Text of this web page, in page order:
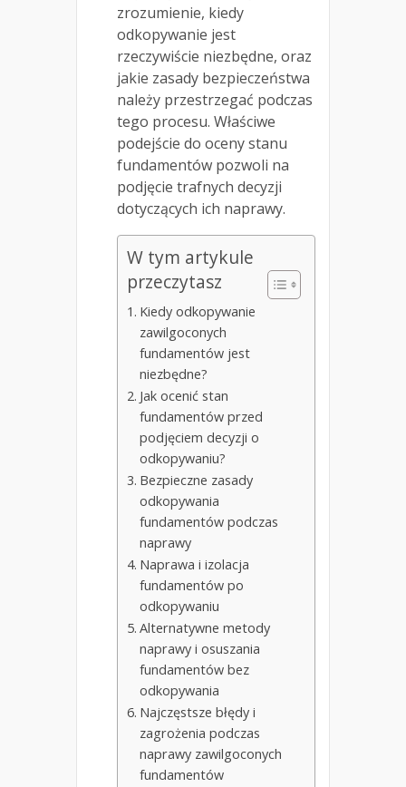
zrozumienie, kiedy
odkopywanie jest
rzeczywiście niezbędne, oraz
jakie zasady bezpieczeństwa
należy przestrzegać podczas
tego procesu. Właściwe
podejście do oceny stanu
fundamentów pozwoli na
podjęcie trafnych decyzji
dotyczących ich naprawy.
W tym artykule
przeczytasz
Kiedy odkopywanie
zawilgoconych
fundamentów jest
niezbędne?
Jak ocenić stan
fundamentów przed
podjęciem decyzji o
odkopywaniu?
Bezpieczne zasady
odkopywania
fundamentów podczas
naprawy
Naprawa i izolacja
fundamentów po
odkopywaniu
Alternatywne metody
naprawy i osuszania
fundamentów bez
odkopywania
Najczęstsze błędy i
zagrożenia podczas
naprawy zawilgoconych
fundamentów